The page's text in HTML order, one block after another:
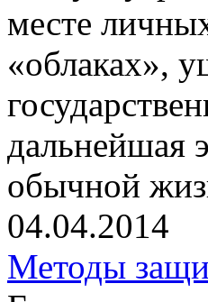
месте
«облаках»,
дальнейшая
обычной
04.04.2014
Методы